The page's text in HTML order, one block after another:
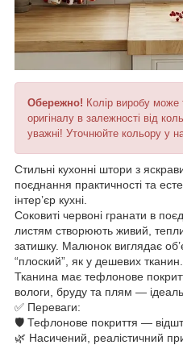
Обережно! Колір виробу може
оригіналу в залежності від
уважні! Уточнюйте кольору у
Стильні кухонні штори з
поєднання практичності та
інтер’єр кухні.
Соковиті червоні гранати в
листям створюють живий,
затишку. Малюнок виглядає
“плоский”, як у дешевих тканин.
Тканина має тефлонове
вологи, бруду та плям —
✅ Переваги:
🛡 Тефлонове покриття —
🌿 Насичений, реалістичний